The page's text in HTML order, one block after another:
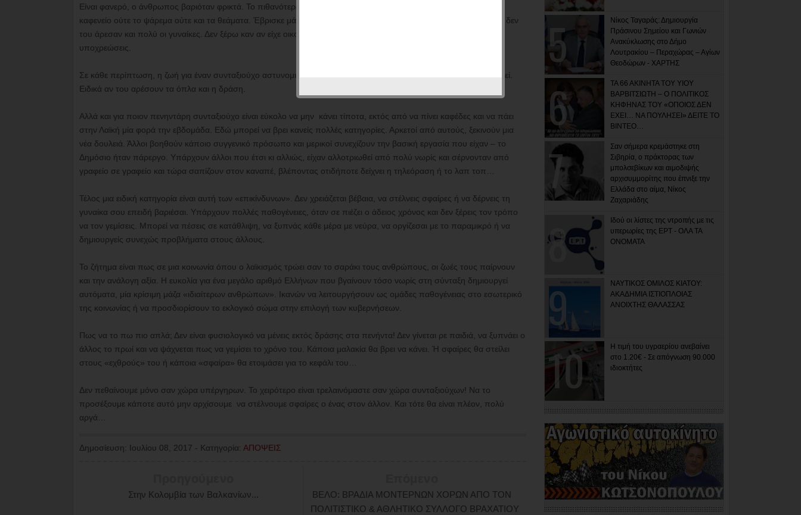
Είναι φανερό, ο άνθρωπος βαριόταν φρικτά. Το πιθανότερο ήταν ότι δεν τον ενδιέφεραν ούτε οι συζητήσεις στο
καφενείο ούτε το ψάρεμα ούτε και τα θεάματα. Έβρισκε μάλλον τα σόου της τηλεόρασης ξενέρωτα και πιθανότατα δεν
του άρεσαν και πολύ οι γυναίκες. Δεν ξέρω καν αν είχε οικογένεια, έστω για να καταναλώσει κάποιο χρόνο σε
υποχρεώσεις.
Σε κάθε περίπτωση, η ζωή για έναν συνταξιούχο αστυνομικό δεν είναι τόσο ρόδινη, όσο μπορεί κανείς να φανταστεί.
Ειδικά αν του αρέσουν τα όπλα και η δράση.
Αλλά και για ποιον πενηντάρη συνταξιούχο είναι εύκολο να μην κάνει τίποτα, εκτός από να πίνει καφέδες και να πάει
στην Λαϊκή μία φορά την εβδομάδα. Εδώ μπορεί να βρει κανείς πολλές κατηγορίες. Αρκετοί από αυτούς, ξεκινούν μια
νέα δουλειά. Άλλοι βοηθούν κάποιο συγγενικό πρόσωπο και μερικοί συνεχίζουν την βασική εργασία που είχαν – το
Δημόσιο ήταν πάρεργο. Υπάρχουν άλλοι που έτσι κι αλλιώς, είχαν αλλοτριωθεί από πολύ νωρίς και σέρνονταν από
γραφείο σε γραφείο και τώρα σαπίζουν στον καναπέ, βλέποντας οτιδήποτε δείχνει η τηλεόραση ή το λαπ τοπ…
Τέλος μια ειδική κατηγορία είναι αυτή των «επικίνδυνων». Δεν χρειάζεται βέβαια, να στέλνεις σφαίρες ή να δέρνεις τη
γυναίκα σου επειδή βαριέσαι. Υπάρχουν πολλές παθογένειες, όταν σε πιέζει ο άδειος χρόνος και δεν ξέρεις τον τρόπο
να τον γεμίσεις. Μπορεί να πέσεις σε κατάθλιψη, να ξυπνάς κάθε μέρα με νεύρα, να οργίζεσαι με το παραμικρό ή να
δημιουργείς συνεχώς προβλήματα στους άλλους.
Το ζήτημα είναι πως σε μια κοινωνία όπου ο λαϊκισμός τρώει σαν το σαράκι τους ανθρώπους, οι ζωές τους παίρνουν
και την ανάλογη αξία. Η ευκολία για ένα μεγάλο αριθμό Ελλήνων που βγαίνουν τόσο νωρίς στη σύνταξη δημιουργεί
αυτόματα, μία κρίσιμη μάζα «ιδιαίτερων ανθρώπων». Ικανών να λειτουργήσουν ως ομάδες παθογένειας στο εσωτερικό
της κοινωνίας ή να προσδιορίσουν το εκλογικό σώμα στην επιλογή των κυβερνήσεων.
Πως να το πω πιο απλά; Δεν είναι φυσιολογικό να μένεις εκτός δράσης στα πενήντα! Δεν γίνεται ρε παιδιά, να ξυπνάει ο
άλλος το πρωί και να ψάχνεται πως να γεμίσει το χρόνο του. Κάποια μαλακία θα βρει να κάνει. Ή σφαίρες θα στείλει
στους «εχθρούς» του ή κάποια «σφαίρα» θα ετοιμάσει για το κεφάλι του…
Δεν πεθαίνουμε μόνο σαν χώρα υπέργηρων. Το χειρότερο είναι τρελαινόμαστε σαν χώρα συνταξιούχων! Να το
προσέξουμε κάποτε αυτό μην αρχίσουμε να στέλνουμε σφαίρες ο ένας στον άλλον. Και τότε θα είναι πλέον, πολύ
αργά…
Δημοσίευση: Ιουλίου 08, 2017 - Κατηγορία: ΑΠΟΨΕΙΣ
ΒΕΛΟ: ΒΡΑΔΙΑ ΜΟΝΤΕΡΝΩΝ ΧΟΡΩΝ ΑΠΟ ΤΟΝ
ΠΟΛΙΤΙΣΤΙΚΟ & ΑΘΛΗΤΙΚΟ ΣΥΛΛΟΓΟ ΒΡΑΧΑΤΙΟΥ
Στην Κολομβία των Βαλκανίων...
Νίκος Ταγαράς: Δημιουργία
Πράσινου Σημείου και Γωνιών
Ανακύκλωσης στο Δήμο
Λουτρακίου – Περαχώρας – Αγίων
Θεοδώρων - ΧΑΡΤΗΣ
ΤΑ 66 ΑΚΙΝΗΤΑ ΤΟΥ ΥΙΟΥ
ΒΑΡΒΙΤΣΙΩΤΗ – Ο ΠΟΛΙΤΙΚΟΣ
ΚΗΦΗΝΑΣ ΤΟΥ «ΟΠΟΙΟΣ ΔΕΝ
ΕΧΕΙ… ΝΑ ΠΟΥΛΗΣΕΙ» ΔΕΙΤΕ ΤΟ
ΒΙΝΤΕΟ…
Σαν σήμερα κρεμάστηκε στη
Σιβηρία, ο πράκτορας των
μπολσεβίκων και αιμοδιψής
αρχισυμμορίτης που έπνιξε την
Ελλάδα στο αίμα, Νίκος
Ζαχαριάδης
Ιδού οι λίστες της ντροπής με τις
υπερωρίες της ΕΡΤ - ΟΛΑ ΤΑ
ΟΝΟΜΑΤΑ
ΝΑΥΤΙΚΟΣ ΟΜΙΛΟΣ ΚΙΑΤΟΥ:
ΑΚΑΔΗΜΙΑ ΙΣΤΙΟΠΛΟΙΑΣ
ΑΝΟΙΧΤΗΣ ΘΑΛΑΣΣΑΣ
Η τιμή του υγραερίου ανεβαίνει
στο 1.20€ - Σε απόγνωση 90.000
ιδιοκτήτες